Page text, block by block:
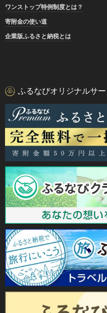
ワンストップ特例制度とは？
寄附金の使い道
企業版ふるさと納税とは
ふるなびオリジナルサ